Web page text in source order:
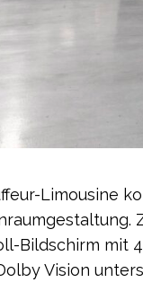
Limousine
Bildschirm mit
Vision